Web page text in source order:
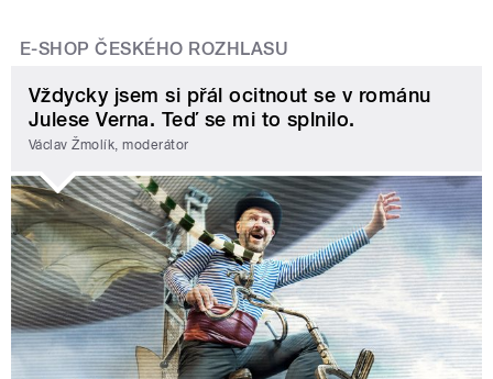
E-SHOP ČESKÉHO ROZHLASU
Vždycky jsem si přál ocitnout se v románu
Julese Verna. Teď se mi to splnilo.
Václav Žmolík, moderátor